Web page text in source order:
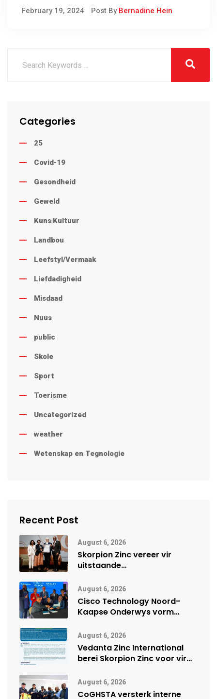
binnekort in Springbok
February 19, 2024 Post By Bernadine Hein
Categories
25
Covid-19
Gesondheid
Geweld
Kuns|Kultuur
Landbou
Leefstyl/Vermaak
Liefdadigheid
Misdaad
Nuus
public
Skole
Sport
Toerisme
Uncategorized
weather
Wetenskap en Tegnologie
Recent Post
August 6, 2026
Skorpion Zinc vereer vir
uitstaande
Namibië Mynbou Ekspo
August 6, 2026
Cisco Technology Noord-
Kaapse Onderwys vorm
vennootskap
August 6, 2026
Vedanta Zinc International
berei Skorpion Zinc voor vir
August 6, 2026
CoGHSTA versterk interne